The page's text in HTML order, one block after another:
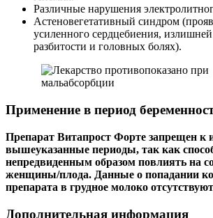
Различные нарушения
Астеновегетативный синдром
усиленного сердцебиения,
разбитости и головных болях).
Применение в период
Препарат Витапрост Форте запрещен к
вышеуказанные периоды, так как
непредвиденным образом повлиять на
женщины/плода. Данные о попадании
препарата в грудное молоко
Дополнительная информация